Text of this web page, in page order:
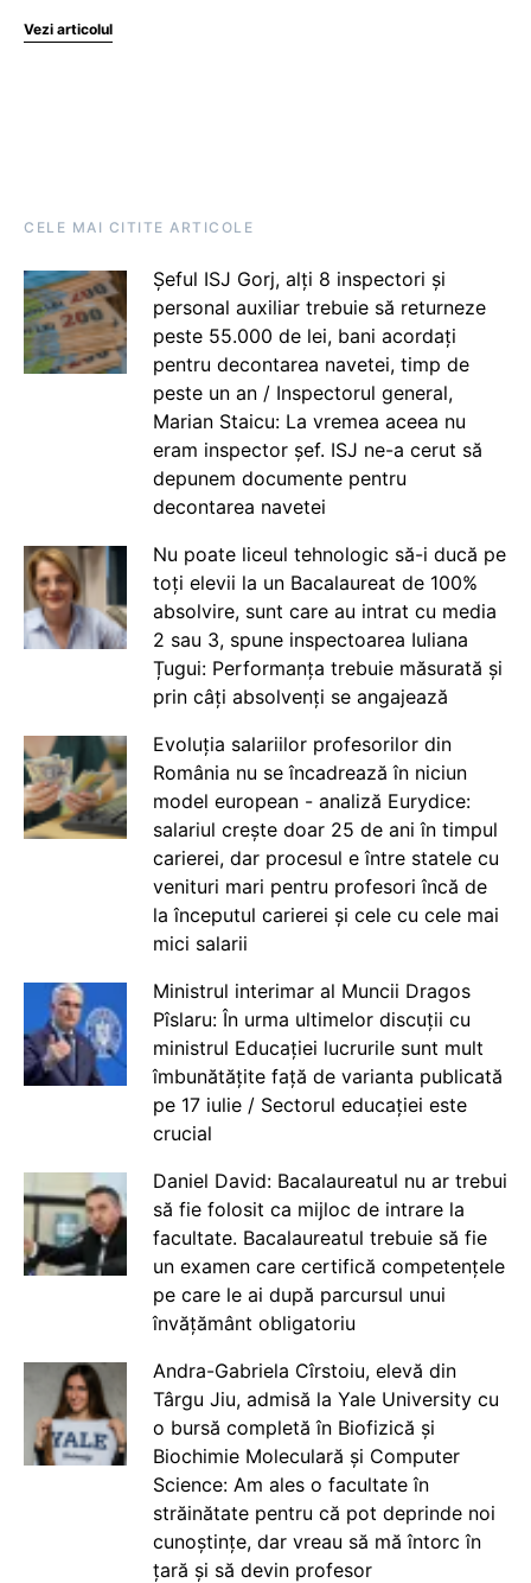
Vezi articolul
CELE MAI CITITE ARTICOLE
Șeful ISJ Gorj, alți 8 inspectori și
personal auxiliar trebuie să returneze
peste 55.000 de lei, bani acordați
pentru decontarea navetei, timp de
peste un an / Inspectorul general,
Marian Staicu: La vremea aceea nu
eram inspector șef. ISJ ne-a cerut să
depunem documente pentru
decontarea navetei
Nu poate liceul tehnologic să-i ducă pe
toți elevii la un Bacalaureat de 100%
absolvire, sunt care au intrat cu media
2 sau 3, spune inspectoarea Iuliana
Țugui: Performanța trebuie măsurată și
prin câți absolvenți se angajează
Evoluția salariilor profesorilor din
România nu se încadrează în niciun
model european - analiză Eurydice:
salariul crește doar 25 de ani în timpul
carierei, dar procesul e între statele cu
venituri mari pentru profesori încă de
la începutul carierei și cele cu cele mai
mici salarii
Ministrul interimar al Muncii Dragos
Pîslaru: În urma ultimelor discuții cu
ministrul Educației lucrurile sunt mult
îmbunătățite față de varianta publicată
pe 17 iulie / Sectorul educației este
crucial
Daniel David: Bacalaureatul nu ar trebui
să fie folosit ca mijloc de intrare la
facultate. Bacalaureatul trebuie să fie
un examen care certifică competențele
pe care le ai după parcursul unui
învățământ obligatoriu
Andra-Gabriela Cîrstoiu, elevă din
Târgu Jiu, admisă la Yale University cu
o bursă completă în Biofizică și
Biochimie Moleculară și Computer
Science: Am ales o facultate în
străinătate pentru că pot deprinde noi
cunoștințe, dar vreau să mă întorc în
țară și să devin profesor